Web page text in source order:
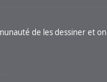
de les dessiner et on